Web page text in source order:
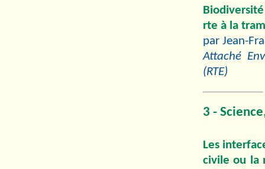
rte à la
par Jean-
Attaché
(RTE)
3 -
Les
civile ou la